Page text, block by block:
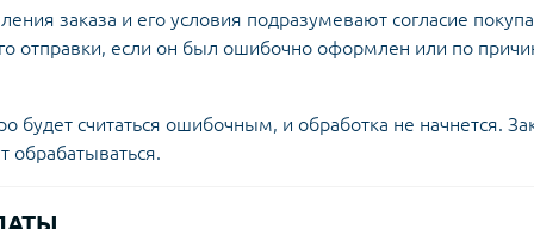
заказа и его условия подразумевают согласие
отправки, если он был ошибочно оформлен или по
будет считаться ошибочным, и обработка не начнется.
обрабатываться.